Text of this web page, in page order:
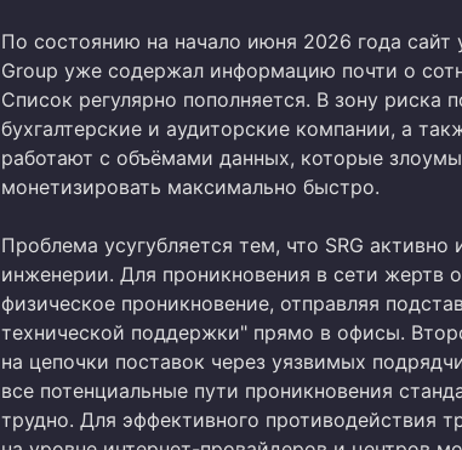
По состоянию на начало июня 2026 года сайт
Group уже содержал информацию почти о
Список регулярно пополняется. В зону
бухгалтерские и аудиторские компании, а
работают с объёмами данных, которые
монетизировать максимально быстро.
Проблема усугубляется тем, что SRG
инженерии. Для проникновения в сети жертв
физическое проникновение, отправляя
технической поддержки" прямо в офисы.
на цепочки поставок через уязвимых
все потенциальные пути проникновения
трудно. Для эффективного противодействия